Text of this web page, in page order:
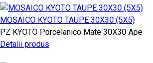
MOSAICO KYOTO TAUPE 30X30 (5X5)
PZ KYOTO Porcelanico Mate 30X30 Ape
Detalii produs